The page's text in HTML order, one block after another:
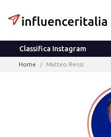
Classifica Instagram
Home Matteo Renzi